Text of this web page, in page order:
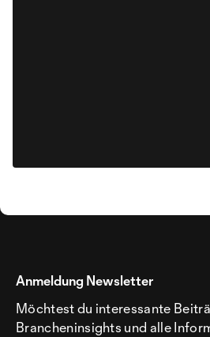
Anmeldung Newsletter
Möchtest du interessante
Brancheninsights und alle